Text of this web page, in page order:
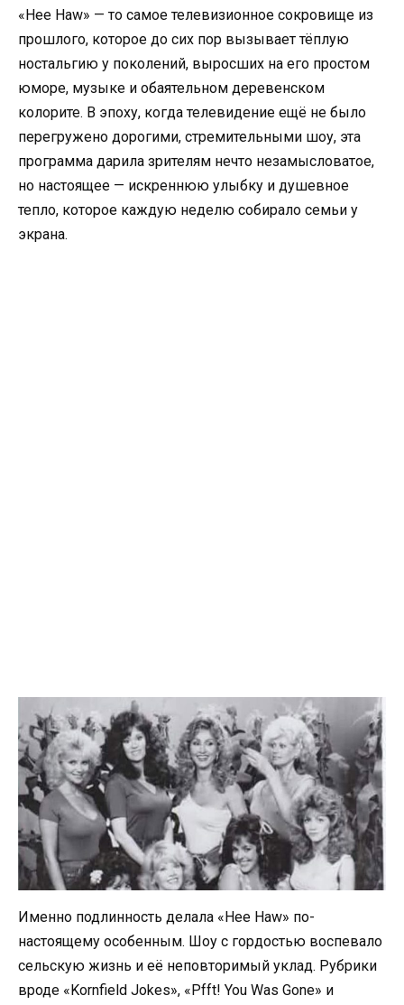
«Hee Haw» — то самое телевизионное сокровище из
прошлого, которое до сих пор вызывает тёплую
ностальгию у поколений, выросших на его простом
юморе, музыке и обаятельном деревенском
колорите. В эпоху, когда телевидение ещё не было
перегружено дорогими, стремительными шоу, эта
программа дарила зрителям нечто незамысловатое,
но настоящее — искреннюю улыбку и душевное
тепло, которое каждую неделю собирало семьи у
экрана.
Именно подлинность делала «Hee Haw» по-
настоящему особенным. Шоу с гордостью воспевало
сельскую жизнь и её неповторимый уклад. Рубрики
вроде «Kornfield Jokes», «Pfft! You Was Gone» и